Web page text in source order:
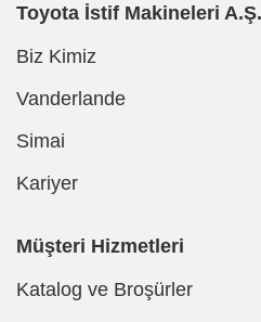
Toyota İstif Makineleri A.Ş.
Biz Kimiz
Vanderlande
Simai
Kariyer
Müşteri Hizmetleri
Katalog ve Broşürler